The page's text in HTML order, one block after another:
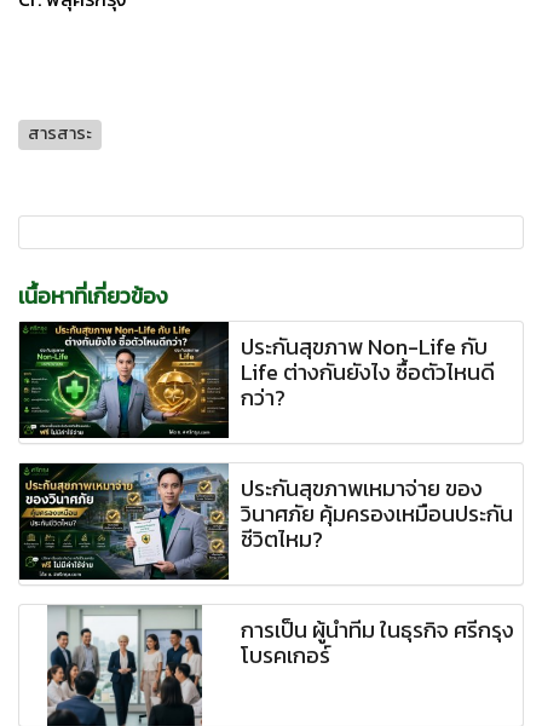
สารสาระ
เนื้อหาที่เกี่ยวข้อง
ประกันสุขภาพ Non-Life กับ
Life ต่างกันยังไง ซื้อตัวไหนดี
กว่า?
ประกันสุขภาพเหมาจ่าย ของ
วินาศภัย คุ้มครองเหมือนประกัน
ชีวิตไหม?
การเป็น ผู้นำทีม ในธุรกิจ ศรีกรุง
โบรคเกอร์